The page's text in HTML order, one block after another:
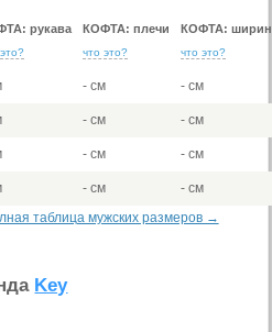
рукава КОФТА: плечи
что это?
КОФТА:
что это?
- см - см
- см - см
- см - см
- см
- см
таблица мужских размеров →
Key